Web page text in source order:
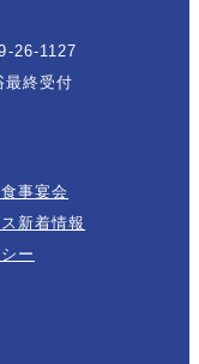
26-1127
終受付
食事宴会
新着情報
ー